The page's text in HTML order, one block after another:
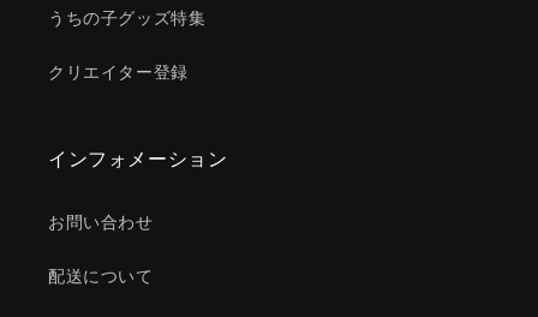
うちの子グッズ特集
クリエイター登録
インフォメーション
お問い合わせ
配送について